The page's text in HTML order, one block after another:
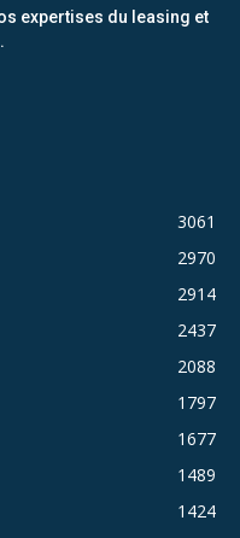
expertises du leasing et
3061
2970
2914
2437
2088
1797
1677
1489
1424